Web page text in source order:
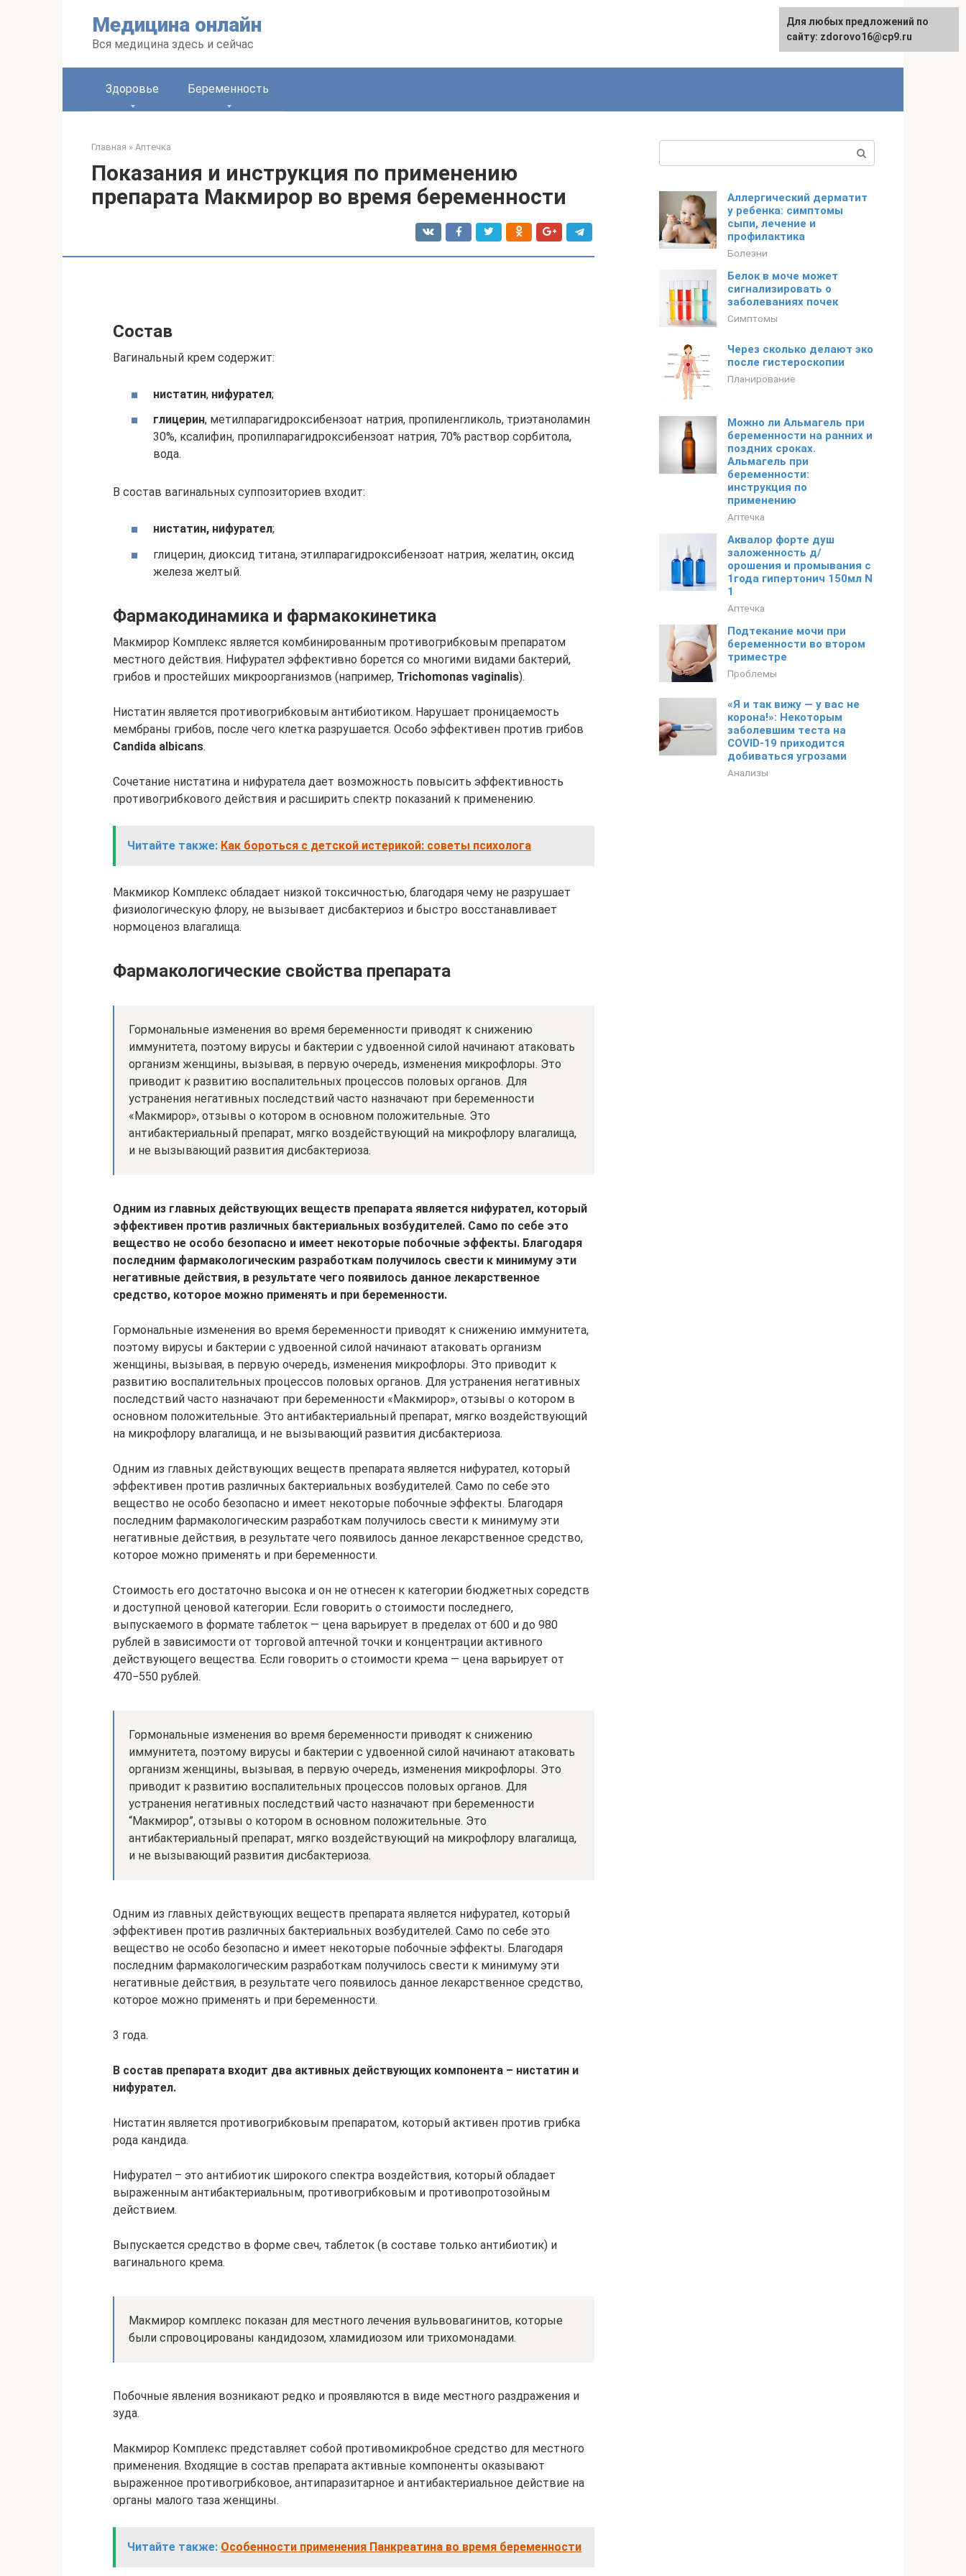
Медицина онлайн
Вся медицина здесь и сейчас
English
Здоровье Беременность
Главная » Аптечка
Показания и инструкция по применению
препарата Макмирор во время беременности
Состав
Вагинальный крем содержит:
нистатин, нифурател;
глицерин, метилпарагидроксибензоат натрия, пропиленгликоль, триэтаноламин
30%, ксалифин, пропилпарагидроксибензоат натрия, 70% раствор сорбитола,
вода.
В состав вагинальных суппозиториев входит:
нистатин, нифурател;
глицерин, диоксид титана, этилпарагидроксибензоат натрия, желатин, оксид
железа желтый.
Фармакодинамика и фармакокинетика
Макмирор Комплекс является комбинированным противогрибковым препаратом
местного действия. Нифурател эффективно борется со многими видами бактерий,
грибов и простейших микроорганизмов (например, Trichomonas vaginalis).
Нистатин является противогрибковым антибиотиком. Нарушает проницаемость
мембраны грибов, после чего клетка разрушается. Особо эффективен против грибов
Candida albicans.
Сочетание нистатина и нифуратела дает возможность повысить эффективность
противогрибкового действия и расширить спектр показаний к применению.
Читайте также: Как бороться с детской истерикой: советы психолога
Макмикор Комплекс обладает низкой токсичностью, благодаря чему не разрушает
физиологическую флору, не вызывает дисбактериоз и быстро восстанавливает
нормоценоз влагалища.
Фармакологические свойства препарата
Гормональные изменения во время беременности приводят к снижению
иммунитета, поэтому вирусы и бактерии с удвоенной силой начинают атаковать
организм женщины, вызывая, в первую очередь, изменения микрофлоры. Это
приводит к развитию воспалительных процессов половых органов. Для
устранения негативных последствий часто назначают при беременности
«Макмирор», отзывы о котором в основном положительные. Это
антибактериальный препарат, мягко воздействующий на микрофлору влагалища,
и не вызывающий развития дисбактериоза.
Одним из главных действующих веществ препарата является нифурател, который
эффективен против различных бактериальных возбудителей. Само по себе это
вещество не особо безопасно и имеет некоторые побочные эффекты. Благодаря
последним фармакологическим разработкам получилось свести к минимуму эти
негативные действия, в результате чего появилось данное лекарственное
средство, которое можно применять и при беременности.
Гормональные изменения во время беременности приводят к снижению иммунитета,
поэтому вирусы и бактерии с удвоенной силой начинают атаковать организм
женщины, вызывая, в первую очередь, изменения микрофлоры. Это приводит к
развитию воспалительных процессов половых органов. Для устранения негативных
последствий часто назначают при беременности «Макмирор», отзывы о котором в
основном положительные. Это антибактериальный препарат, мягко воздействующий
на микрофлору влагалища, и не вызывающий развития дисбактериоза.
Одним из главных действующих веществ препарата является нифурател, который
эффективен против различных бактериальных возбудителей. Само по себе это
вещество не особо безопасно и имеет некоторые побочные эффекты. Благодаря
последним фармакологическим разработкам получилось свести к минимуму эти
негативные действия, в результате чего появилось данное лекарственное средство,
которое можно применять и при беременности.
Стоимость его достаточно высока и он не отнесен к категории бюджетных соредств
и доступной ценовой категории. Если говорить о стоимости последнего,
выпускаемого в формате таблеток — цена варьирует в пределах от 600 и до 980
рублей в зависимости от торговой аптечной точки и концентрации активного
действующего вещества. Если говорить о стоимости крема — цена варьирует от
470−550 рублей.
Гормональные изменения во время беременности приводят к снижению
иммунитета, поэтому вирусы и бактерии с удвоенной силой начинают атаковать
организм женщины, вызывая, в первую очередь, изменения микрофлоры. Это
приводит к развитию воспалительных процессов половых органов. Для
устранения негативных последствий часто назначают при беременности
“Макмирор”, отзывы о котором в основном положительные. Это
антибактериальный препарат, мягко воздействующий на микрофлору влагалища,
и не вызывающий развития дисбактериоза.
Одним из главных действующих веществ препарата является нифурател, который
эффективен против различных бактериальных возбудителей. Само по себе это
вещество не особо безопасно и имеет некоторые побочные эффекты. Благодаря
последним фармакологическим разработкам получилось свести к минимуму эти
негативные действия, в результате чего появилось данное лекарственное средство,
которое можно применять и при беременности.
3 года.
В состав препарата входит два активных действующих компонента – нистатин и
нифурател.
Нистатин является противогрибковым препаратом, который активен против грибка
рода кандида.
Нифурател – это антибиотик широкого спектра воздействия, который обладает
выраженным антибактериальным, противогрибковым и противопротозойным
действием.
Выпускается средство в форме свеч, таблеток (в составе только антибиотик) и
вагинального крема.
Макмирор комплекс показан для местного лечения вульвовагинитов, которые
были спровоцированы кандидозом, хламидиозом или трихомонадами.
Побочные явления возникают редко и проявляются в виде местного раздражения и
зуда.
Макмирор Комплекс представляет собой противомикробное средство для местного
применения. Входящие в состав препарата активные компоненты оказывают
выраженное противогрибковое, антипаразитарное и антибактериальное действие на
органы малого таза женщины.
Читайте также: Особенности применения Панкреатина во время беременности
Аллергический дерматит
у ребенка: симптомы
сыпи, лечение и
профилактика
Болезни
Белок в моче может
сигнализировать о
заболеваниях почек
Симптомы
Через сколько делают эко
после гистероскопии
Планирование
Можно ли Альмагель при
беременности на ранних и
поздних сроках.
Альмагель при
беременности:
инструкция по
применению
Аптечка
Аквалор форте душ
заложенность д/
орошения и промывания с
1года гипертонич 150мл N
1
Аптечка
Подтекание мочи при
беременности во втором
триместре
Проблемы
«Я и так вижу — у вас не
корона!»: Некоторым
заболевшим теста на
СOVID-19 приходится
добиваться угрозами
Анализы
Для любых предложений по
сайту: zdorovo16@cp9.ru